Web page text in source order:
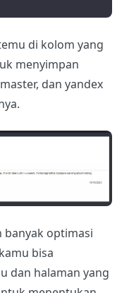
di kolom yang
menyimpan
dan yandex
banyak optimasi
bisa
dan halaman yang